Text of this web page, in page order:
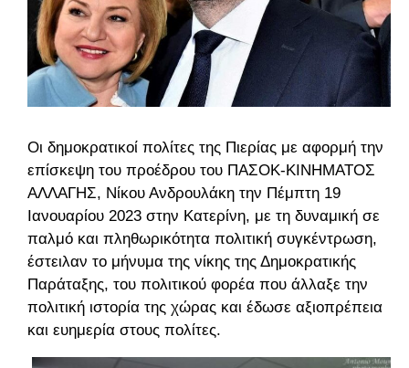
Οι δημοκρατικοί πολίτες της Πιερίας με αφορμή την
επίσκεψη του προέδρου του ΠΑΣΟΚ-ΚΙΝΗΜΑΤΟΣ
ΑΛΛΑΓΗΣ, Νίκου Ανδρουλάκη την Πέμπτη 19
Ιανουαρίου 2023 στην Κατερίνη, με τη δυναμική σε
παλμό και πληθωρικότητα πολιτική συγκέντρωση,
έστειλαν το μήνυμα της νίκης της Δημοκρατικής
Παράταξης, του πολιτικού φορέα που άλλαξε την
πολιτική ιστορία της χώρας και έδωσε αξιοπρέπεια
και ευημερία στους πολίτες.